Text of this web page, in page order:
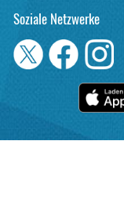
Soziale Netzwerke